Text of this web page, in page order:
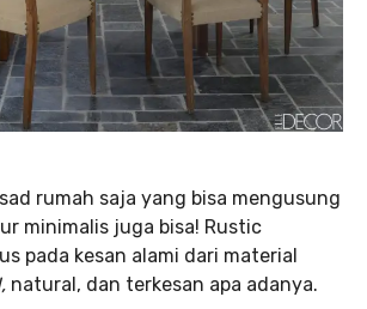
rumah saja yang bisa mengusung
minimalis juga bisa! Rustic
pada kesan alami dari material
natural, dan terkesan apa adanya.